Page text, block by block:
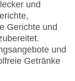
Outdoor Pool
und
Gerichte und
und
Getränke